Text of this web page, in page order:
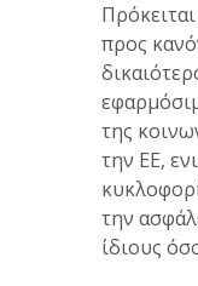
προς
της
την ΕΕ,
την
ίδιους